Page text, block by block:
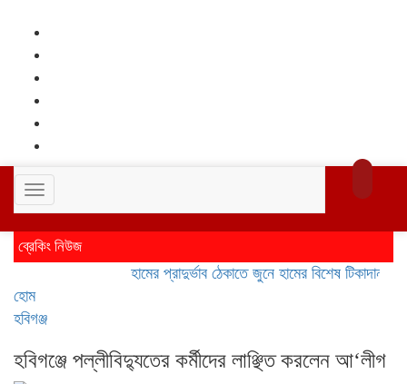
Toggle
navigation
ব্রেকিং নিউজ
হামের প্রাদুর্ভাব ঠেকাতে জুনে হামের বিশেষ টিকাদান; টিকা
হোম
হবিগঞ্জ
হবিগঞ্জে পল্লীবিদ্যুতের কর্মীদের লাঞ্ছিত করলেন আ‘লীগ